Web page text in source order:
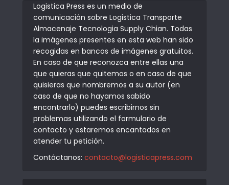
Logistica Press es un medio de
comunicación sobre Logistica Transporte
Almacenaje Tecnologia Supply Chian. Todas
la imágenes presentes en esta web han sido
recogidas en bancos de imágenes gratuitos.
En caso de que reconozca entre ellas una
que quieras que quitemos o en caso de que
quisieras que nombremos a su autor (en
caso de que no hayamos sabido
encontrarlo) puedes escribirnos sin
problemas utilizando el formulario de
contacto y estaremos encantados en
atender tu petición.
Contáctanos: contacto@logisticapress.com